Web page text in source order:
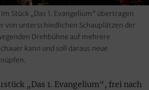
Stück „Das 1. Evangelium“ übertragen
von unterschiedlichen Schauplätzen der
Drehbühne auf mehrere
kann und soll daraus neue
„Das 1. Evangelium“, frei nach